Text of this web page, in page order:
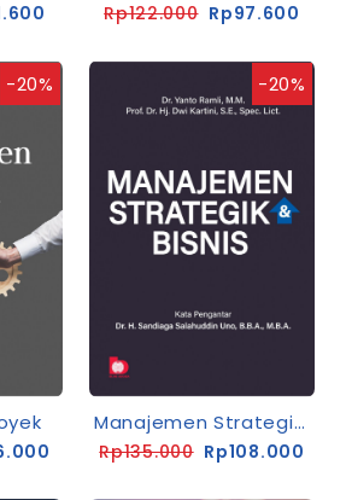
Rp122.000 Rp97.600
-20% -20%
Manajemen Strategik Dan Bisnis
Rp135.000 Rp108.000